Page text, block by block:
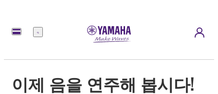
메
이제 음을 연주해 봅시다!